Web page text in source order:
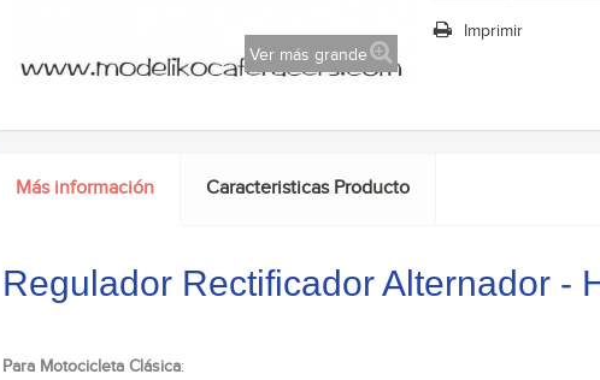
Ver más grande
Imprimir
Más información Caracteristicas Producto
Regulador Rectificador Alternador -
Para Motocicleta Clásica: